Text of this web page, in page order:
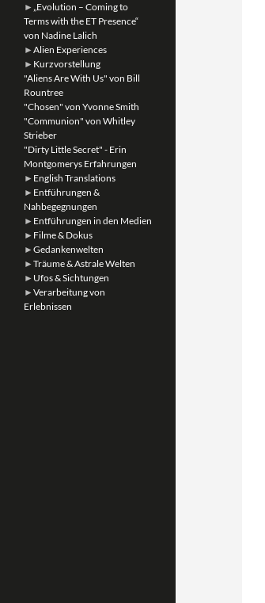
► „Evolution – Coming to
Terms with the ET Presence“
von Nadine Lalich
► Alien Experiences
► Kurzvorstellung
"Aliens Are With Us" von Bill
Rountree
"Chosen" von Yvonne Smith
"Communion" von Whitley
Strieber
"Dirty Little Secret" - Erin
Montgomerys Erfahrungen
► English Translations
► Entführungen &
Nahbegegnungen
► Entführungen in den Medien
► Filme & Dokus
► Gedankenwelten
► Träume & Astrale Welten
► Ufos & Sichtungen
► Verarbeitung von
Erlebnissen